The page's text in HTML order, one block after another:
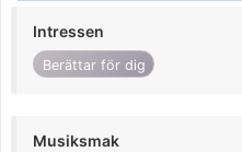
Intressen
Berättar för dig
Musiksmak